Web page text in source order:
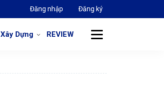
Đăng nhập Đăng ký
Xây Dựng REVIEW